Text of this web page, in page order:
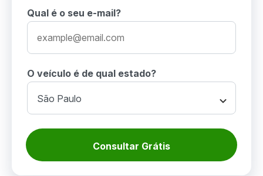
Qual é o seu e-mail?
O veículo é de qual estado?
Consultar Grátis